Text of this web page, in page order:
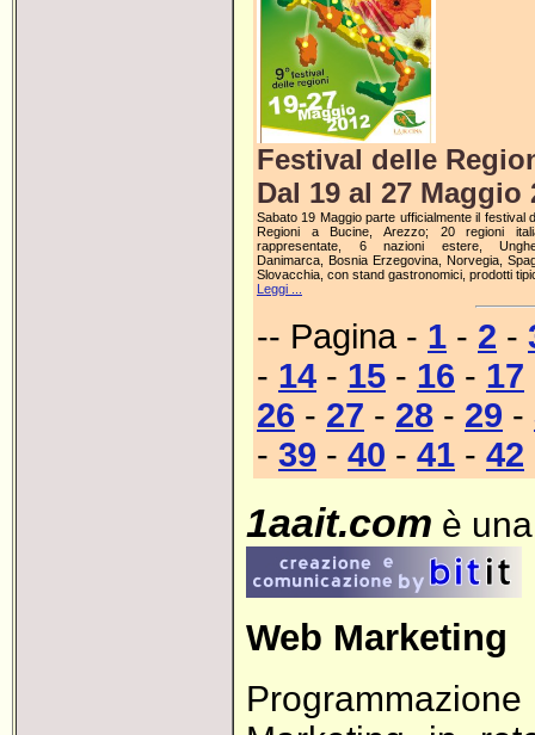
Festival delle
Dal 19 al 27 Maggio
Sabato 19 Maggio parte ufficialmente il festival
Regioni a Bucine, Arezzo; 20 regioni
rappresentate, 6 nazioni estere,
Danimarca, Bosnia Erzegovina, Norvegia,
Slovacchia, con stand gastronomici, prodotti
Leggi ...
-- Pagina - 1 - 2 -
- 14 - 15 - 16 - 17
26 - 27 - 28 - 29 -
- 39 - 40 - 41 - 42
1aait.com è
Web Marketing